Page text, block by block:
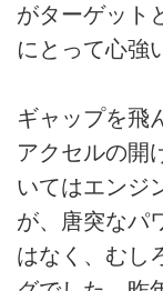
がターゲット
にとって心強
ギャップを飛
アクセルの開
いてはエンジ
が、唐突なパ
はなく、むし